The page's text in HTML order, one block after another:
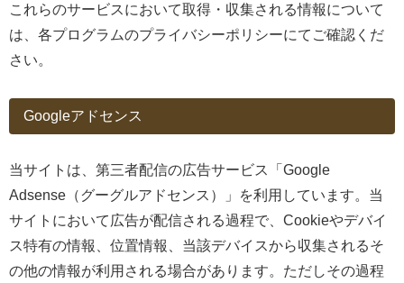
これらのサービスにおいて取得・収集される情報について
は、各プログラムのプライバシーポリシーにてご確認くだ
さい。
Googleアドセンス
当サイトは、第三者配信の広告サービス「Google
Adsense（グーグルアドセンス）」を利用しています。当
サイトにおいて広告が配信される過程で、Cookieやデバイ
ス特有の情報、位置情報、当該デバイスから収集されるそ
の他の情報が利用される場合があります。ただしその過程